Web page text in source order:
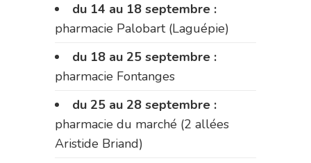
du 14 au 18 septembre :
pharmacie Palobart (Laguépie)
du 18 au 25 septembre :
pharmacie Fontanges
du 25 au 28 septembre :
pharmacie du marché (2 allées
Aristide Briand)